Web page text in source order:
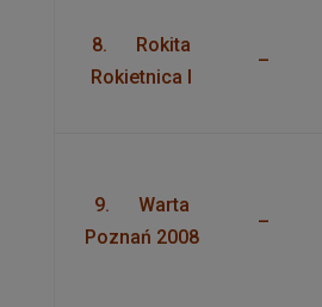
8. Rokita
Rokietnica I
–
9. Warta
Poznań 2008
–